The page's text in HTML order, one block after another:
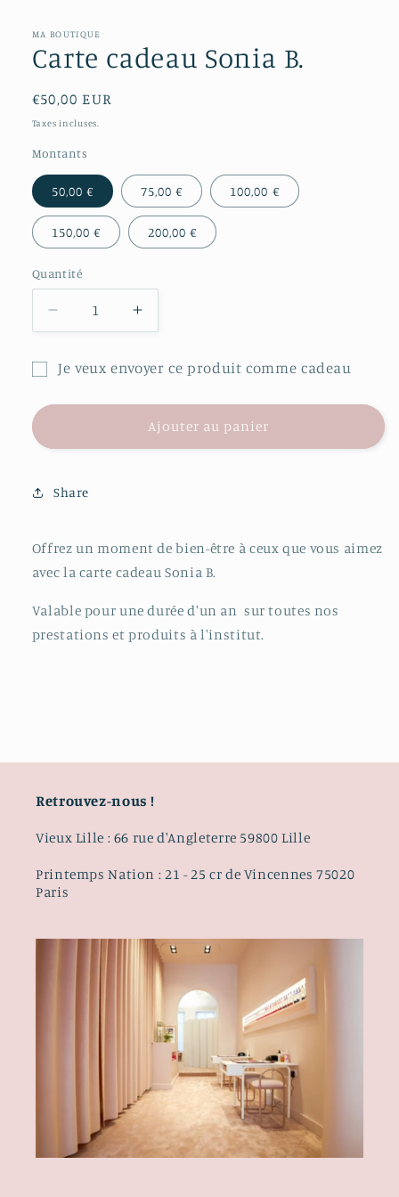
dans
une
fenêtre
MA BOUTIQUE
Carte cadeau Sonia B.
Prix
habituel
€50,00 EUR
Taxes incluses.
Montants
50,00 € 75,00 € 100,00 €
150,00 € 200,00 €
Quantité
Réduire
la
de
B.
Augmenter
la
de
Sonia
B.
Je veux envoyer ce produit comme cadeau
de
destinataire
carte-
Ajouter au panier
Share
Offrez un moment de bien-être à ceux que vous aimez
avec la carte cadeau Sonia B.
Valable pour une durée d'un an sur toutes nos
prestations et produits à l'institut.
Retrouvez-nous !
Vieux Lille : 66 rue d'Angleterre 59800 Lille
Printemps Nation : 21 - 25 cr de Vincennes 75020
Paris